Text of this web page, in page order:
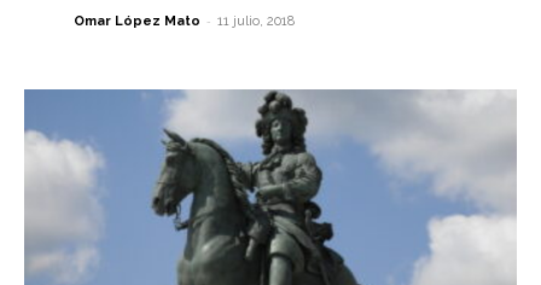
Omar López Mato - 11 julio, 2018